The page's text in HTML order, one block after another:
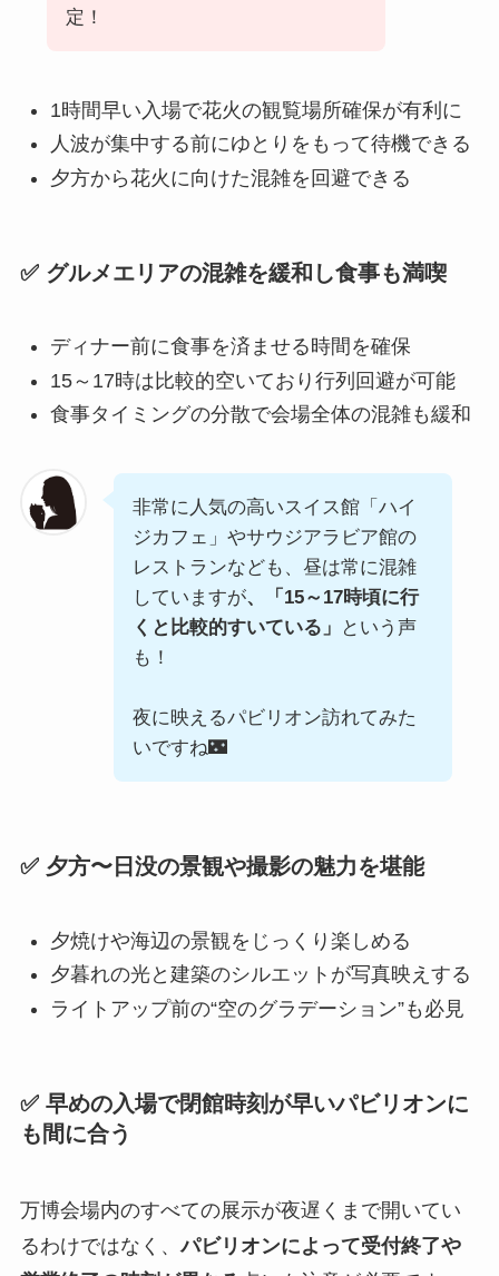
定！
1時間早い入場で花火の観覧場所確保が有利に
人波が集中する前にゆとりをもって待機できる
夕方から花火に向けた混雑を回避できる
✅ グルメエリアの混雑を緩和し食事も満喫
ディナー前に食事を済ませる時間を確保
15～17時は比較的空いており行列回避が可能
食事タイミングの分散で会場全体の混雑も緩和
非常に人気の高いスイス館「ハイ
ジカフェ」やサウジアラビア館の
レストランなども、昼は常に混雑
していますが、「15～17時頃に行
くと比較的すいている」
という声
も！
夜に映えるパビリオン訪れてみた
いですね🌃
✅ 夕方〜日没の景観や撮影の魅力を堪能
夕焼けや海辺の景観をじっくり楽しめる
夕暮れの光と建築のシルエットが写真映えする
ライトアップ前の“空のグラデーション”も必見
✅ 早めの入場で閉館時刻が早いパビリオンに
も間に合う
万博会場内のすべての展示が夜遅くまで開いてい
るわけではなく、パビリオンによって受付終了や